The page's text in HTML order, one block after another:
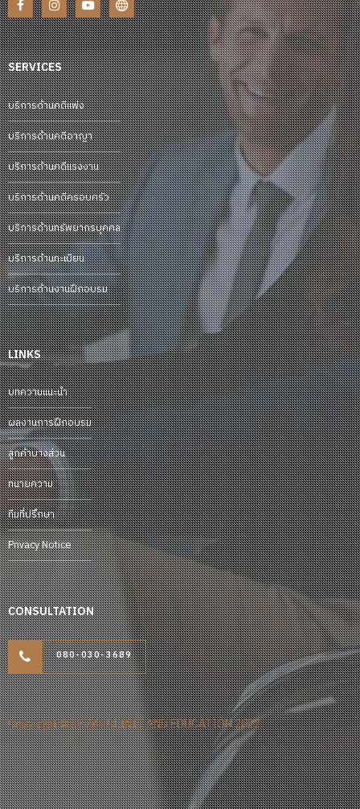
SERVICES
บริการด้านคดีแพ่ง
บริการด้านคดีอาญา
บริการด้านคดีแรงงาน
บริการด้านคดีครอบครัว
บริการด้านทรัพยากรบุคคล
บริการด้านทะเบียน
บริการด้านงานฝึกอบรม
LINKS
บทความแนะนำ
ผลงานการฝึกอบรม
ลูกค้าบางส่วน
ทนายความ
ทีมที่ปรึกษา
Privacy Notice
CONSULTATION
080-030-3689
Copyright © LEGAL CLINIC AND EDUCATION 2022